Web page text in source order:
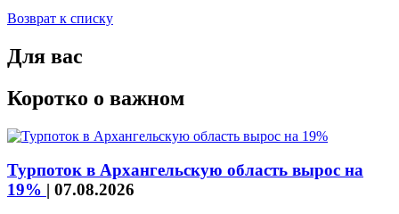
Возврат к списку
Для вас
Коротко о важном
Турпоток в Архангельскую область вырос на
19% | 07.08.2026